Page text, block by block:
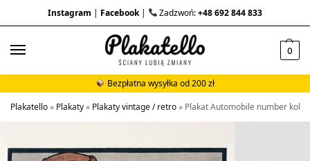
Instagram | Facebook| Zadzwoń:+48 692 844 833
0
Bezpłatna wysyłka od 200 zł
Plakatello» Plakaty» Plakaty vintage / retro» Plakat Automobile number